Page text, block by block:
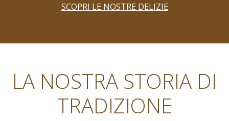
SCOPRI LE NOSTRE DELIZIE
LA NOSTRA STORIA DI
TRADIZIONE